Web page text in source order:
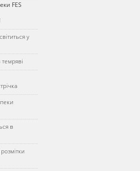
FES
у
в